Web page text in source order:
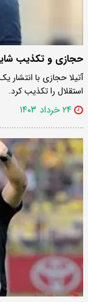
حجازی و تکذیب
آتیلا حجازی با انتشار
استقلال را تکذیب کرد.
۲۴ خرداد ۱۴۰۳